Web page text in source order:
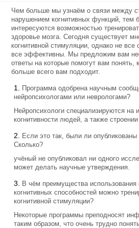
Чем больше мы узнаём о связи между
нарушением когнитивных функций, тем
интересуются возможностью
здоровье мозга. Сегодня существует
когнитивной стимуляции, однако не все
все эффективны. Мы предложим вам
ответы на которые помогут вам понять,
больше всего вам подходит.
Программа одобрена научным
нейропсихологами или неврологами?
Нейропсихологи специализируются на
когнитивности людей, а также
Если это так, были ли
Сколько?
учёный не опубликовал ни одного
может делать научные утверждения.
В чём преимущества использования
когнитивных способностей можно
когнитивной стимуляции?
Некоторые программы преподносят
таким образом, что очень трудно